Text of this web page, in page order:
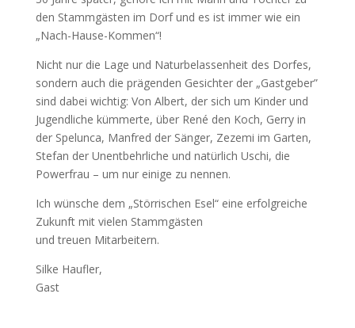
den Stammgästen im Dorf und es ist immer wie ein
„Nach-Hause-Kommen“!
Nicht nur die Lage und Naturbelassenheit des Dorfes,
sondern auch die prägenden Gesichter der „Gastgeber”
sind dabei wichtig: Von Albert, der sich um Kinder und
Jugendliche kümmerte, über René den Koch, Gerry in
der Spelunca, Manfred der Sänger, Zezemi im Garten,
Stefan der Unentbehrliche und natürlich Uschi, die
Powerfrau – um nur einige zu nennen.
Ich wünsche dem „Störrischen Esel“ eine erfolgreiche
Zukunft mit vielen Stammgästen
und treuen Mitarbeitern.
Silke Haufler,
Gast